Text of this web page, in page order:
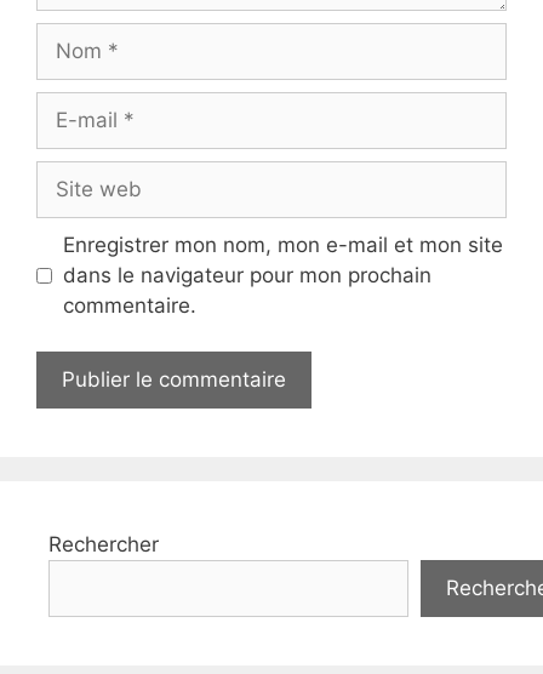
mail
web
Enregistrer mon nom, mon e-mail et mon site
dans le navigateur pour mon prochain
commentaire.
Rechercher